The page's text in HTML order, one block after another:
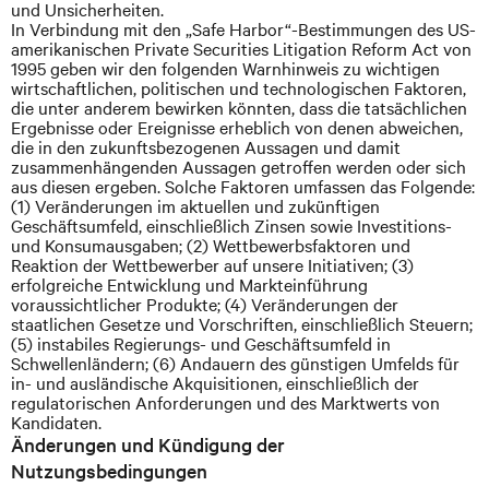
und Unsicherheiten.
In Verbindung mit den „Safe Harbor“-Bestimmungen des US-
amerikanischen Private Securities Litigation Reform Act von
1995 geben wir den folgenden Warnhinweis zu wichtigen
wirtschaftlichen, politischen und technologischen Faktoren,
die unter anderem bewirken könnten, dass die tatsächlichen
Ergebnisse oder Ereignisse erheblich von denen abweichen,
die in den zukunftsbezogenen Aussagen und damit
zusammenhängenden Aussagen getroffen werden oder sich
aus diesen ergeben. Solche Faktoren umfassen das Folgende:
(1) Veränderungen im aktuellen und zukünftigen
Geschäftsumfeld, einschließlich Zinsen sowie Investitions-
und Konsumausgaben; (2) Wettbewerbsfaktoren und
Reaktion der Wettbewerber auf unsere Initiativen; (3)
erfolgreiche Entwicklung und Markteinführung
voraussichtlicher Produkte; (4) Veränderungen der
staatlichen Gesetze und Vorschriften, einschließlich Steuern;
(5) instabiles Regierungs- und Geschäftsumfeld in
Schwellenländern; (6) Andauern des günstigen Umfelds für
in- und ausländische Akquisitionen, einschließlich der
regulatorischen Anforderungen und des Marktwerts von
Kandidaten.
Änderungen und Kündigung der
Nutzungsbedingungen